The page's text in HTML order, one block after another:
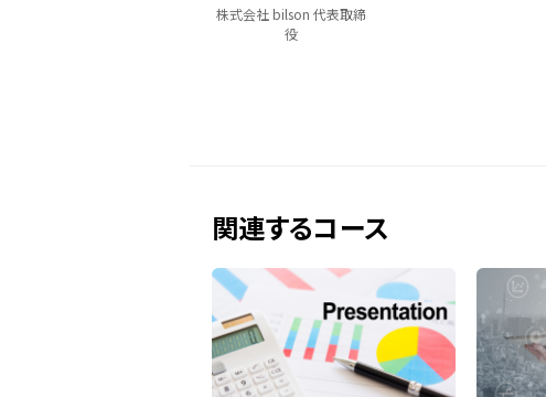
株式会社 bilson 代表取締
役
関連するコース